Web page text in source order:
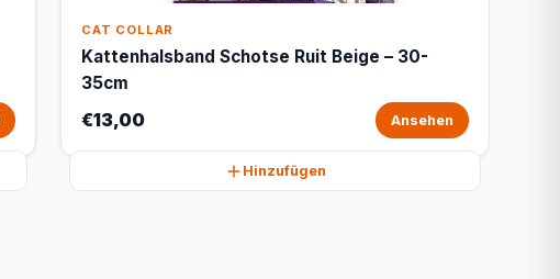
CAT COLLAR
Kattenhalsband Schotse Ruit Beige – 30-
35cm
€13,00 Ansehen
Hinzufügen